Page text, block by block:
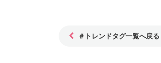
＃トレンドタグ一覧へ戻る